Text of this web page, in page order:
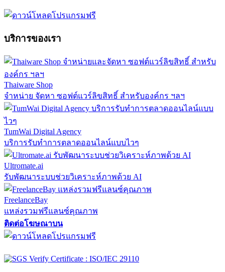
บริการของเรา
Thaiware Shop
จำหน่าย จัดหา ซอฟต์แวร์ลิขสิทธิ์ สำหรับองค์กร ฯลฯ
TumWai Digital Agency
บริการรับทำการตลาดออนไลน์แบบไวๆ
Ultromate.ai
รับพัฒนาระบบช่วยวิเคราะห์ภาพด้วย AI
FreelanceBay
แหล่งรวมฟรีแลนซ์คุณภาพ
ติดต่อโฆษณาบน